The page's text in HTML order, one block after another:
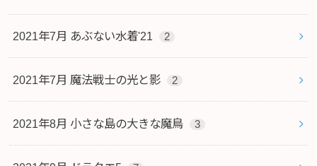
2021年7月 あぶない水着'21 2
2021年7月 魔法戦士の光と影 2
2021年8月 小さな島の大きな魔鳥 3